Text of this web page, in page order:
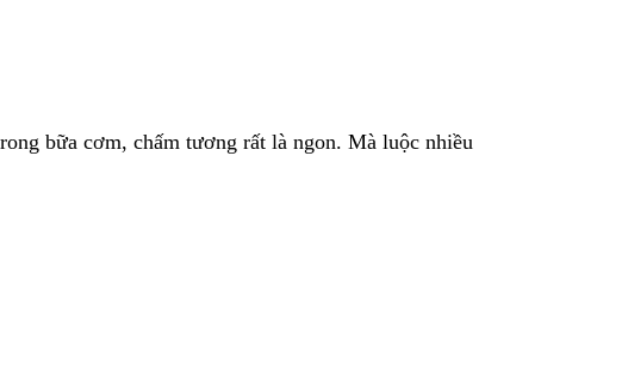
bữa cơm, chấm tương rất là ngon. Mà luộc nhiều